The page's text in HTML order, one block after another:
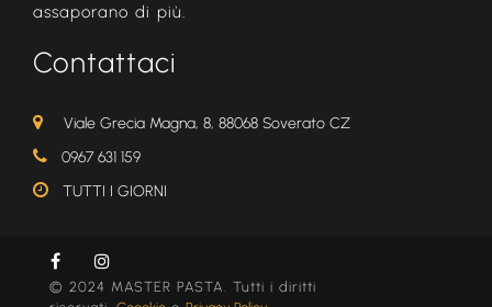
assaporano di più.
Contattaci
Viale Grecia Magna, 8, 88068 Soverato CZ
0967 631 159
TUTTI I GIORNI
© 2024 MASTER PASTA. Tutti i diritti